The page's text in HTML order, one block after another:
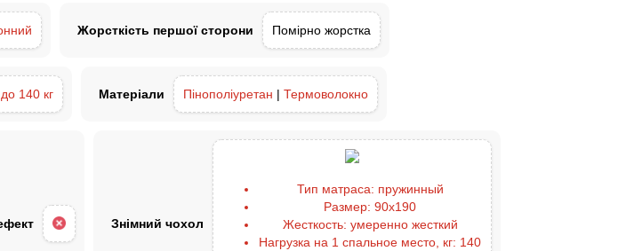
Жорсткість першої сторони Помірно жорстка
до 140 кг Матеріали Пінополіуретан | Термоволокно
Знімний чохол
Тип матраса: пружинный
Размер: 90x190
Жесткость: умеренно жесткий
Нагрузка на 1 спальное место, кг: 140